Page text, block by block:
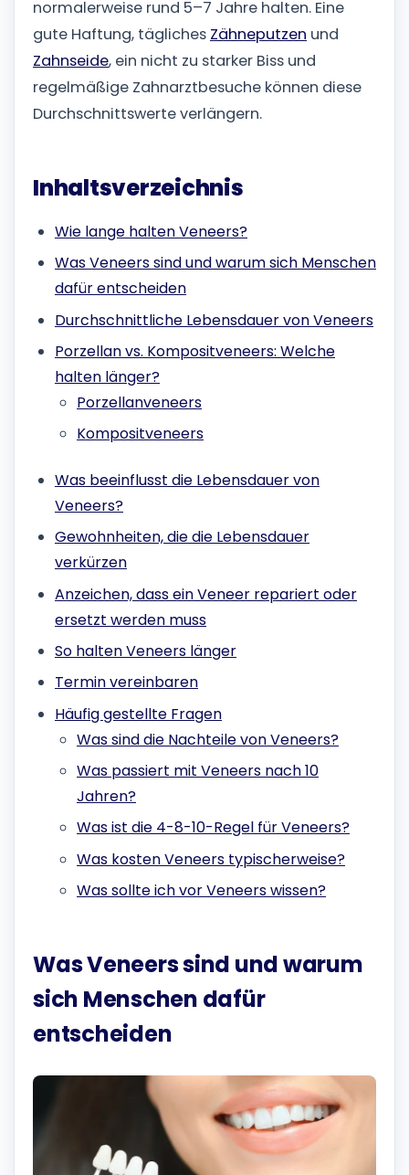
normalerweise rund 5–7 Jahre halten. Eine
gute Haftung, tägliches Zähneputzen und
Zahnseide, ein nicht zu starker Biss und
regelmäßige Zahnarztbesuche können diese
Durchschnittswerte verlängern.
Inhaltsverzeichnis
Wie lange halten Veneers?
Was Veneers sind und warum sich Menschen
dafür entscheiden
Durchschnittliche Lebensdauer von Veneers
Porzellan vs. Kompositveneers: Welche
halten länger?
Porzellanveneers
Kompositveneers
Was beeinflusst die Lebensdauer von
Veneers?
Gewohnheiten, die die Lebensdauer
verkürzen
Anzeichen, dass ein Veneer repariert oder
ersetzt werden muss
So halten Veneers länger
Termin vereinbaren
Häufig gestellte Fragen
Was sind die Nachteile von Veneers?
Was passiert mit Veneers nach 10
Jahren?
Was ist die 4-8-10-Regel für Veneers?
Was kosten Veneers typischerweise?
Was sollte ich vor Veneers wissen?
Was Veneers sind und warum
sich Menschen dafür
entscheiden